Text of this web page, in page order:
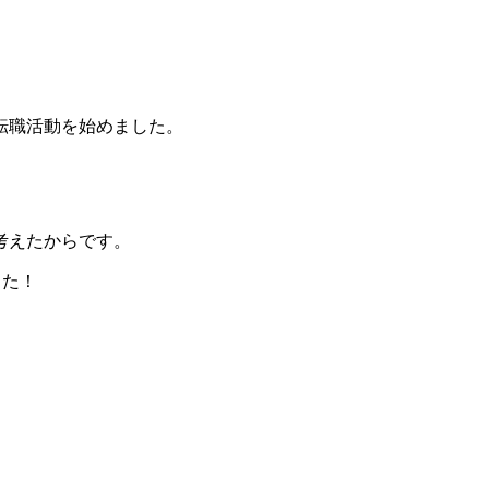
活動を始めました。
えたからです。
！